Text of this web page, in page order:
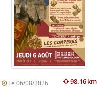
98.16 km
Le 06/08/2026